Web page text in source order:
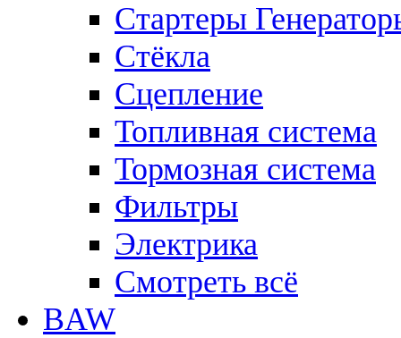
Стартеры
Стёкла
Сцепление
Топливная система
Тормозная система
Фильтры
Электрика
Смотреть всё
BAW